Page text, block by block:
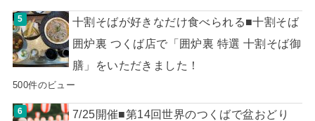
十割そばが好きなだけ食べられる■十割そば
囲炉裏 つくば店で「囲炉裏 特選 十割そば御
膳」をいただきました！
500件のビュー
7/25開催■第14回世界のつくばで盆おどり